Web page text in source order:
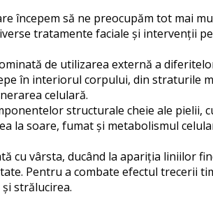
începem să ne preocupăm tot mai
tratamente faciale și
de utilizarea externă a
în interiorul corpului, din straturile
celulară.
structurale cheie ale pielii,
la soare, fumat și metabolismul
cu vârsta, ducând la apariția liniilor
Pentru a combate efectul
strălucirea.